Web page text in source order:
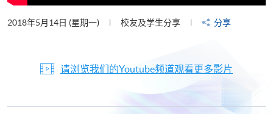
2018年5月14日 (星期一) 校友及学生分享 分享
请浏览我们的Youtube频道观看更多影片